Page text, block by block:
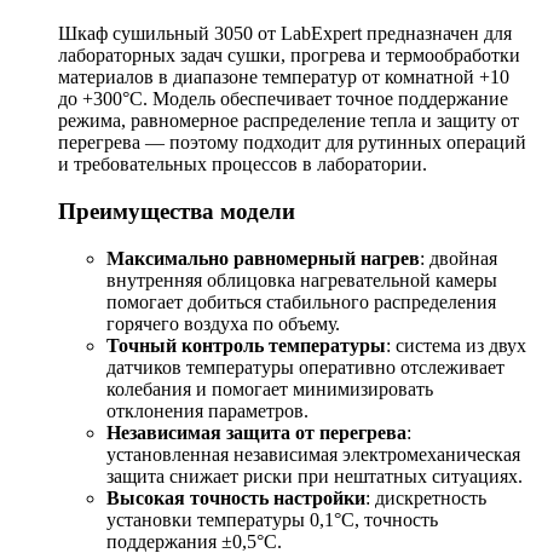
Шкаф сушильный 3050 от LabExpert предназначен для
лабораторных задач сушки, прогрева и термообработки
материалов в диапазоне температур от комнатной +10
до +300°С. Модель обеспечивает точное поддержание
режима, равномерное распределение тепла и защиту от
перегрева — поэтому подходит для рутинных операций
и требовательных процессов в лаборатории.
Преимущества модели
Максимально равномерный нагрев: двойная
внутренняя облицовка нагревательной камеры
помогает добиться стабильного распределения
горячего воздуха по объему.
Точный контроль температуры: система из двух
датчиков температуры оперативно отслеживает
колебания и помогает минимизировать
отклонения параметров.
Независимая защита от перегрева:
установленная независимая электромеханическая
защита снижает риски при нештатных ситуациях.
Высокая точность настройки: дискретность
установки температуры 0,1°С, точность
поддержания ±0,5°С.